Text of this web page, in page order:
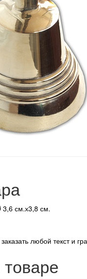
3,6 см.х3,8 см.
любой текст и